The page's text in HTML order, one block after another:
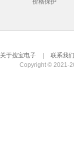
价格保护
关于搜宝电子
联系我们
Copyright © 2021-